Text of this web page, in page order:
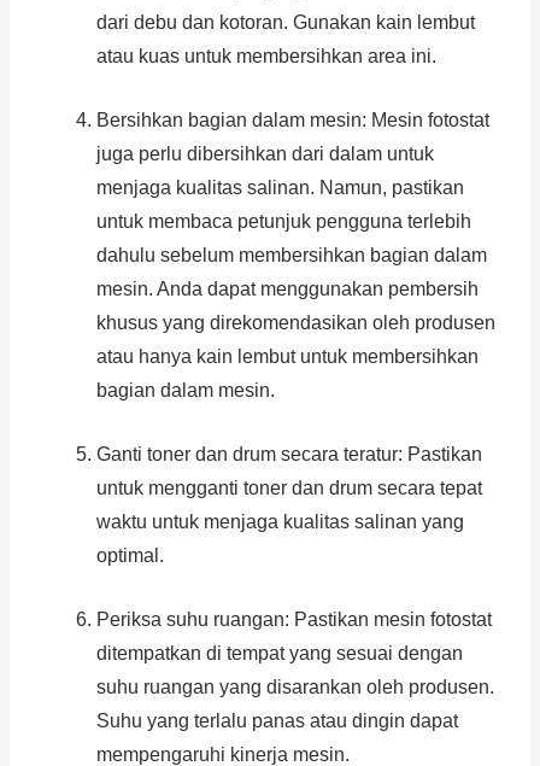
dari debu dan kotoran. Gunakan kain lembut
atau kuas untuk membersihkan area ini.
Bersihkan bagian dalam mesin: Mesin fotostat
juga perlu dibersihkan dari dalam untuk
menjaga kualitas salinan. Namun, pastikan
untuk membaca petunjuk pengguna terlebih
dahulu sebelum membersihkan bagian dalam
mesin. Anda dapat menggunakan pembersih
khusus yang direkomendasikan oleh produsen
atau hanya kain lembut untuk membersihkan
bagian dalam mesin.
Ganti toner dan drum secara teratur: Pastikan
untuk mengganti toner dan drum secara tepat
waktu untuk menjaga kualitas salinan yang
optimal.
Periksa suhu ruangan: Pastikan mesin fotostat
ditempatkan di tempat yang sesuai dengan
suhu ruangan yang disarankan oleh produsen.
Suhu yang terlalu panas atau dingin dapat
mempengaruhi kinerja mesin.